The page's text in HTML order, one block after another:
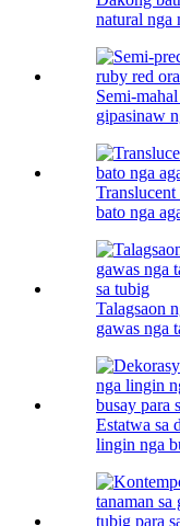
natural nga
Semi-
gipasinaw
Translucent
bato nga
Talagsaon
gawas nga
Estatwa sa
lingin nga